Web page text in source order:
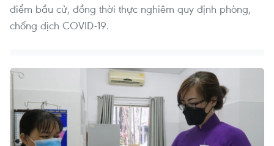
điểm bầu cử, đồng thời thực nghiêm quy định phòng,
chống dịch COVID-19.